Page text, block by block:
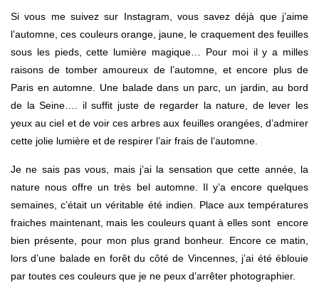
Si vous me suivez sur Instagram, vous savez déjà que j’aime
l’automne, ces couleurs orange, jaune, le craquement des feuilles
sous les pieds, cette lumière magique… Pour moi il y a milles
raisons de tomber amoureux de l’automne, et encore plus de
Paris en automne. Une balade dans un parc, un jardin, au bord
de la Seine…. il suffit juste de regarder la nature, de lever les
yeux au ciel et de voir ces arbres aux feuilles orangées, d’admirer
cette jolie lumière et de respirer l’air frais de l’automne.
Je ne sais pas vous, mais j’ai la sensation que cette année, la
nature nous offre un très bel automne. Il y’a encore quelques
semaines, c’était un véritable été indien. Place aux températures
fraiches maintenant, mais les couleurs quant à elles sont encore
bien présente, pour mon plus grand bonheur. Encore ce matin,
lors d’une balade en forêt du côté de Vincennes, j’ai été éblouie
par toutes ces couleurs que je ne peux d’arrêter photographier.